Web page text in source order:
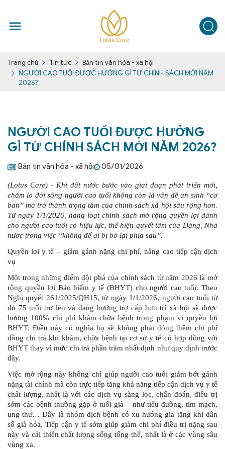
Trang chủ Tin tức
Bản tin văn hóa - xã hội
NGƯỜI CAO TUỔI ĐƯỢC HƯỞNG GÌ TỪ CHÍNH SÁCH MỚI NĂM
2026?
NGƯỜI CAO TUỔI ĐƯỢC HƯỞNG
GÌ TỪ CHÍNH SÁCH MỚI NĂM 2026?
Bản tin văn hóa - xã hội 05/01/2026
(Lotus Care) - Khi đất nước bước vào giai đoạn phát triển mới,
chăm lo đời sống người cao tuổi không còn là vấn đề an sinh “cơ
bản” mà trở thành trọng tâm của chính sách xã hội sâu rộng hơn.
Từ ngày 1/1/2026, hàng loạt chính sách mở rộng quyền lợi dành
cho người cao tuổi có hiệu lực, thể hiện quyết tâm của Đảng, Nhà
nước trong việc “không để ai bị bỏ lại phía sau”.
Quyền lợi y tế – giảm gánh nặng chi phí, nâng cao tiếp cận dịch
vụ
Một trong những điểm đột phá của chính sách từ năm 2026 là mở
rộng quyền lợi Bảo hiểm y tế (BHYT) cho người cao tuổi. Theo
Nghị quyết 261/2025/QH15, từ ngày 1/1/2026, người cao tuổi từ
đủ 75 tuổi trở lên và đang hưởng trợ cấp hưu trí xã hội sẽ được
hưởng 100% chi phí khám chữa bệnh trong phạm vi quyền lợi
BHYT. Điều này có nghĩa họ sẽ không phải đóng thêm chi phí
đồng chi trả khi khám, chữa bệnh tại cơ sở y tế có hợp đồng với
BHYT thay vì mức chi trả phần trăm nhất định như quy định trước
đây.
Việc mở rộng này không chỉ giúp người cao tuổi giảm bớt gánh
nặng tài chính mà còn trực tiếp tăng khả năng tiếp cận dịch vụ y tế
chất lượng, nhất là với các dịch vụ sàng lọc, chẩn đoán, điều trị
sớm các bệnh thường gặp ở tuổi già – như tiểu đường, tim mạch,
ung thư… Đây là nhóm dịch bệnh có xu hướng gia tăng khi dân
số già hóa. Tiếp cận y tế sớm giúp giảm chi phí điều trị nặng sau
này và cải thiện chất lượng sống tổng thể, nhất là ở các vùng sâu
vùng xa.